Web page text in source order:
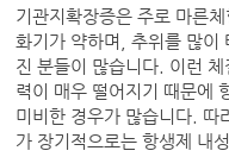
기관지확장증은 주로 마른
화기가 약하며, 추위를 많이
진 분들이 많습니다. 이런
력이 매우 떨어지기 때문에
미비한 경우가 많습니다. 따
가 장기적으로는 항생제 내